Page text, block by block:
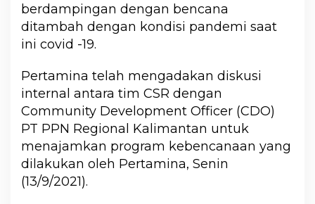
berdampingan dengan bencana
ditambah dengan kondisi pandemi saat
ini covid -19.
Pertamina telah mengadakan diskusi
internal antara tim CSR dengan
Community Development Officer (CDO)
PT PPN Regional Kalimantan untuk
menajamkan program kebencanaan yang
dilakukan oleh Pertamina, Senin
(13/9/2021).